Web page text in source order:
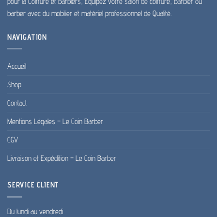
barber avec du mobilier et matériel professionnel de Qualité.
NAVIGATION
Accueil
Shop
Contact
Mentions Légales – Le Coin Barber
CGV
Livraison et Expédition – Le Coin Barber
SERVICE CLIENT
Du lundi au vendredi